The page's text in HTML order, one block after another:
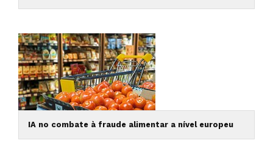
IA no combate à fraude alimentar a nível europeu